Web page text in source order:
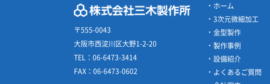
〒555-0043
大阪市西淀川区大野1-2-20
TEL： 06-6473-3414
FAX： 06-6473-0602
ホーム
3次元微細加工
金型製作
製作事例
設備紹介
よくあるご質問